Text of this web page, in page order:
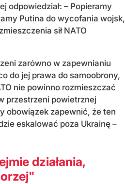
odpowiedział: – Popieramy
Putina do wycofania wojsk,
sił NATO
zarówno w zapewnianiu
do jej prawa do samoobrony,
nie powinno rozmieszczać
przestrzeni powietrznej
obowiązek zapewnić, że ten
eskalować poza Ukrainę –
działania,